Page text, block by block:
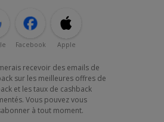
Facebook Apple
recevoir des emails de
sur les meilleures offres de
et les taux de cashback
Vous pouvez vous
à tout moment.